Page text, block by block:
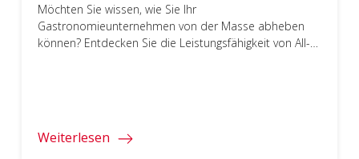
Möchten Sie wissen, wie Sie Ihr
Gastronomieunternehmen von der Masse abheben
können? Entdecken Sie die Leistungsfähigkeit von All-
Weiterlesen